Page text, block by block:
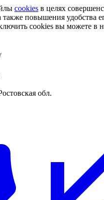
cookies в целях
также повышения удобства
cookies вы можете в
обл.